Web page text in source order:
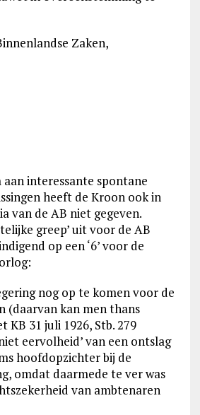
Zaken,
interessante spontane
heeft de Kroon ook in
van de AB niet gegeven.
greep’ uit voor de AB
op een ‘6’ voor de
nog op te komen voor de
(daarvan kan men thans
KB 31 juli 1926, Stb. 279
eervolheid’ van een ontslag
hoofdopzichter bij de
omdat daarmede te ver was
van ambtenaren